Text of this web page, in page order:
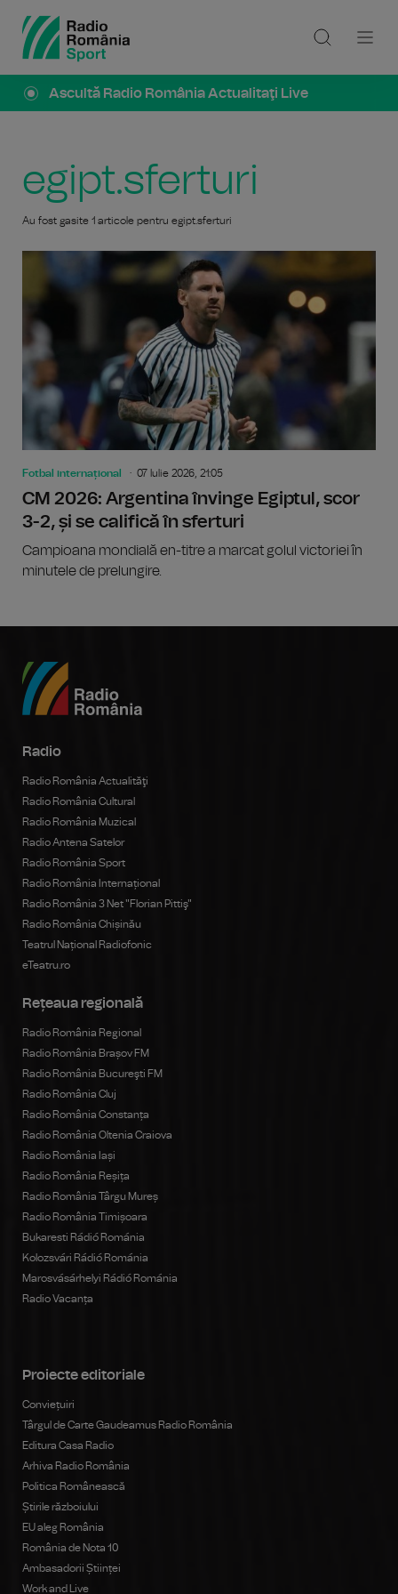
Ascultă Radio România Actualitaţi Live
egipt.sferturi
Au fost gasite 1 articole pentru egipt.sferturi
Fotbal internațional 07 Iulie 2026, 21:05
CM 2026: Argentina învinge Egiptul, scor
3-2, și se califică în sferturi
Campioana mondială en-titre a marcat golul victoriei în
minutele de prelungire.
Radio
Radio România Actualităţi
Radio România Cultural
Radio România Muzical
Radio Antena Satelor
Radio România Sport
Radio România Internațional
Radio România 3 Net "Florian Pittiş"
Radio România Chișinău
Teatrul Național Radiofonic
eTeatru.ro
Rețeaua regională
Radio România Regional
Radio România Brașov FM
Radio România Bucureşti FM
Radio România Cluj
Radio România Constanța
Radio România Oltenia Craiova
Radio România Iași
Radio România Reșița
Radio România Târgu Mureș
Radio România Timișoara
Bukaresti Rádió Románia
Kolozsvári Rádió Románia
Marosvásárhelyi Rádió Románia
Radio Vacanța
Proiecte editoriale
Conviețuiri
Târgul de Carte Gaudeamus Radio România
Editura Casa Radio
Arhiva Radio România
Politica Românească
Știrile războiului
EU aleg România
România de Nota 10
Ambasadorii Științei
Work and Live